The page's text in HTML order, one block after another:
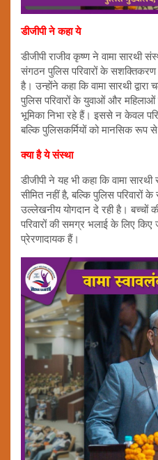
डीजीपी ने कहा ये
डीजीपी राजीव कृष्ण ने वामा सारथी
संगठन पुलिस परिवारों के सशक्तिकरण
है। उन्होंने कहा कि वामा सारथी
पुलिस परिवारों के युवाओं और महिलाओं
भूमिका निभा रहे हैं। इससे न केवल
बल्कि पुलिसकर्मियों को मानसिक रूप से
क्या है ये संस्था
डीजीपी ने यह भी कहा कि वामा
सीमित नहीं है, बल्कि पुलिस परिवारों
उल्लेखनीय योगदान दे रही है। बच्चों
परिवारों की समग्र भलाई के लिए
प्रेरणादायक हैं।